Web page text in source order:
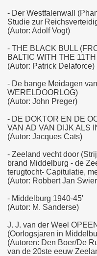
- Der Westfalenwall
Studie zur
(Autor: Adolf Vogt)
- THE BLACK BULL
BALTIC WITH THE
(Autor: Patrick Delaforce)
- De bange Meidagen
WERELDOORLOG)
(Autor: John Preger)
- DE DOKTOR EN DE
VAN AD VAN DIJK ALS
(Autor: Jacques Cats)
- Zeeland vecht door
brand Middelburg - de
terugtocht- Capitulatie,
(Autor: Robbert Jan
- Middelburg 1940-45'
(Autor: M. Sanderse)
J. J. van der Weel
(Oorlogsjaren in
(Autoren: Den Boer/De
van de 20ste eeuw